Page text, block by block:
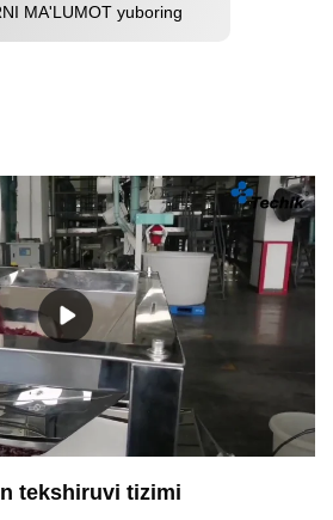
MA'LUMOT yuboring
tekshiruvi tizimi